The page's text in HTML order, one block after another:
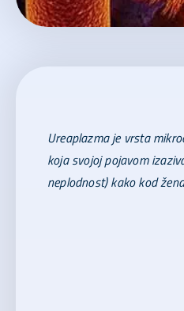
Ureaplazma je vrsta
koja svojoj pojavom
neplodnost) kako kod